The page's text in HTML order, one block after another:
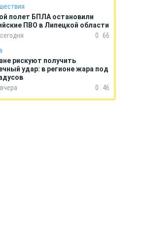
полет БПЛА остановили
ПВО в Липецкой области
0
66
рискуют получить
удар: в регионе жара под
0 46